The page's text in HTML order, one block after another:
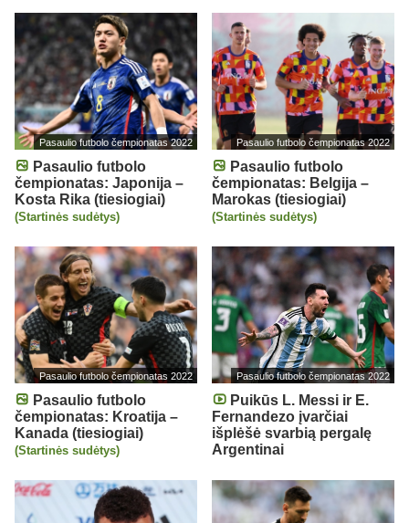
Pasaulio futbolo čempionatas 2022
Pasaulio futbolo
čempionatas: Japonija –
Kosta Rika (tiesiogiai)
(Startinės sudėtys)
Pasaulio futbolo čempionatas 2022
Pasaulio futbolo
čempionatas: Belgija –
Marokas (tiesiogiai)
(Startinės sudėtys)
Pasaulio futbolo čempionatas 2022
Pasaulio futbolo
čempionatas: Kroatija –
Kanada (tiesiogiai)
(Startinės sudėtys)
Pasaulio futbolo čempionatas 2022
Puikūs L. Messi ir E.
Fernandezo įvarčiai
išplėšė svarbią pergalę
Argentinai